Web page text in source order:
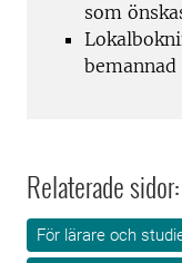
som
Relaterade sidor:
För lärare och